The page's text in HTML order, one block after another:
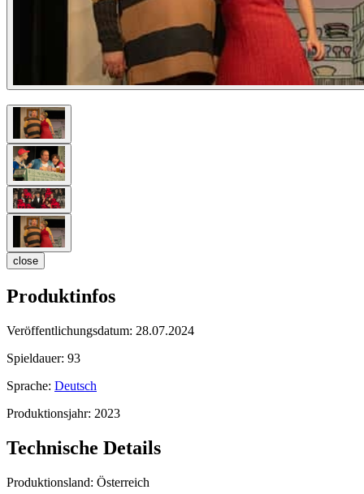
close
Produktinfos
Veröffentlichungsdatum: 28.07.2024
Spieldauer: 93
Sprache: Deutsch
Produktionsjahr: 2023
Technische Details
Produktionsland: Österreich